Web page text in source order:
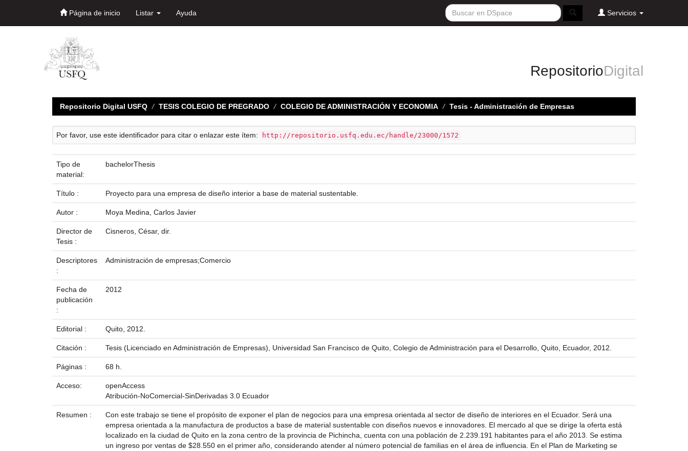
Página de inicio Listar Ayuda Servicios
RepositorioDigital
Repositorio Digital USFQ TESIS COLEGIO DE PREGRADO COLEGIO DE ADMINISTRACIÓN Y ECONOMIA Tesis - Administración de Empresas
Por favor, use este identificador para citar o enlazar este ítem: http://repositorio.usfq.edu.ec/handle/23000/1572
Tipo de
material:
bachelorThesis
Título : Proyecto para una empresa de diseño interior a base de material sustentable.
Autor : Moya Medina, Carlos Javier
Director de
Tesis :
Cisneros, César, dir.
Descriptores
:
Administración de empresas;Comercio
Fecha de
publicación
:
2012
Editorial : Quito, 2012.
Citación : Tesis (Licenciado en Administración de Empresas), Universidad San Francisco de Quito, Colegio de Administración para el Desarrollo, Quito, Ecuador, 2012.
Páginas : 68 h.
Acceso:
openAccess
Atribución-NoComercial-SinDerivadas 3.0 Ecuador
Resumen :
Con este trabajo se tiene el propósito de exponer el plan de negocios para una empresa orientada al sector de diseño de interiores en el Ecuador. Será una
empresa orientada a la manufactura de productos a base de material sustentable con diseños nuevos e innovadores. El mercado al que se dirige la oferta está
localizado en la ciudad de Quito en la zona centro de la provincia de Pichincha, cuenta con una población de 2.239.191 habitantes para el año 2013. Se estima
un ingreso por ventas de $28.550 en el primer año, considerando atender al número potencial de familias en el área de influencia. En el Plan de Marketing se